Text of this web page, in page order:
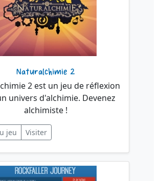
Naturalchimie 2
2 est un jeu de réflexion
univers d'alchimie. Devenez
alchimiste !
jeu Visiter